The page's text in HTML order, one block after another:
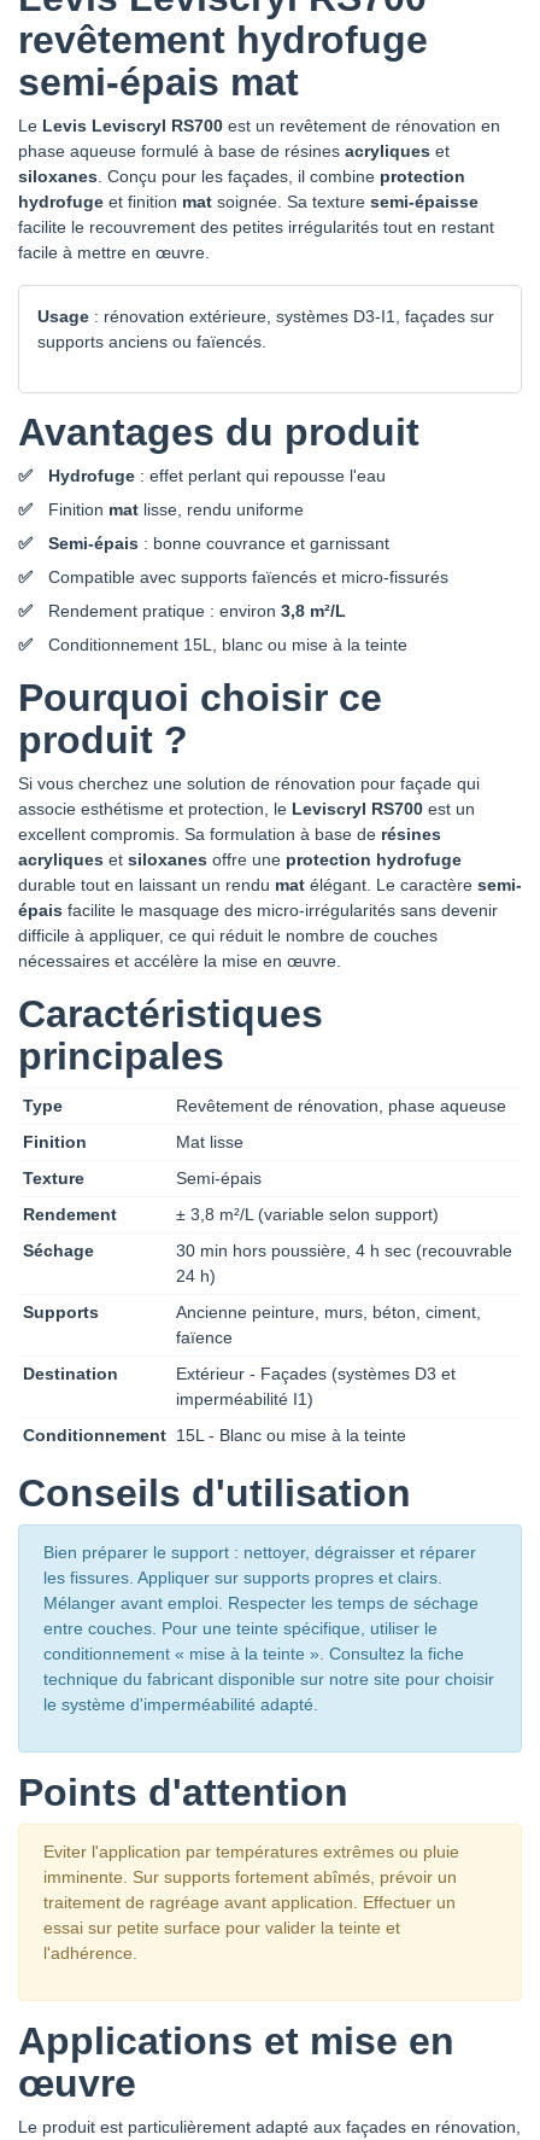
CHROMATIC
CH2 0062 BEIGE
DOGON
CHROMATIC
CH2 0063 BEIGE
BAYAKA
CHROMATIC
CH2 0064 BEIGE
SILT
CHROMATIC
CH2 0065 BEIGE
CHROMATIC
CH2 0066
BLANC JOUGNE
CHROMATIC
CH2 0067
BLANC LA
CHROMATIC
CH2 0068 BEIGE
DRAA
CHROMATIC
CH2 0069
BLANC SAINT
GERVAIS
CH2 0070 BEIGE
MANDINGUE
BLANC AULI
BLANC
CH2 0073 BEIGE
MICA
CHROMATIC
MARANTA
CHROMATIC
APPOLO
CHROMATIC
JAUNE
FRAGONARD
CHROMATIC
CHROMATIC
CH2 0078
JAUNE SEURAT
CHROMATIC
CH2 0079
CHROMATIC
JAUNE UTRILLO
CH2 0082 BEIGE
CH2 0083
CH2 0084
VENTRON
CHROMATIC
CH2 0086
CHROMATIC
CH2 0087
ALBERTVILLE
CH2 0088
ARGENTIERE
CH2 0089
BLANC
GOURETTE
CHROMATIC
CH2 0090
BLANC COCHES
CH2 0091
BLANC
SAMOENS
CHROMATIC
CH2 0092
BLANC
MORZINE
CHROMATIC
CH2 0093
BLANC VARS
CH2 0094
BLANC SAINT
VERAN
CHROMATIC
CH2 0095
BLANC
PRALOUP
CH2 0096
CHROMATIC
CH2 0098
CHROMATIC
CH2 0099
MORILLON
CHROMATIC
CHROMATIC
CH2 0102
CH2 0103 BEIGE
LUNAIRE
CH2 0104
CH2 0105
CH2 0106
CH2 0107
BLANC
CH2 0108
BLANC
CH2 0109 BEIGE
CHROMATIC
CH2 0110 BEIGE
BONGO
CHROMATIC
CH2 0111
BLANC
CERVINIA
CHROMATIC
CH2 0112 BEIGE
CERUSITE
BLANC CHATEL
CHROMATIC
CH2 0114 BEIGE
CHROMATIC
CH2 0115 BEIGE
CHROMATIC
CH2 0116
BLANC FLAINE
CHROMATIC
CH2 0117
CONTAMINE
CHROMATIC
THORENS
CHROMATIC
PRALOGNAN
CHROMATIC
CH2 0122
BLANC MEGEVE
CH2 0123 BEIGE
MARKA
CH2 0124 BEIGE
POIX
CH2 0125
IVOIRE MACAO
CHROMATIC
AGATE
JAUNE
VERONESE
BLANC
ANAPURNA
BLANC
CHROMATIC
IVOIRE KARACHI
JAUNE PIETRO
OBSIDIENNE
JAUNE ROSLIN
revêtement hydrofuge
semi-épais mat
Le Levis Leviscryl RS700 est un revêtement de rénovation en
phase aqueuse formulé à base de résines acryliques et
siloxanes . Conçu pour les façades, il combine protection
hydrofuge et finition mat soignée. Sa texture semi-épaisse
facilite le recouvrement des petites irrégularités tout en restant
facile à mettre en œuvre.
Usage : rénovation extérieure, systèmes D3-I1, façades sur
supports anciens ou faïencés.
Avantages du produit
Hydrofuge : effet perlant qui repousse l'eau
Finition mat lisse, rendu uniforme
Semi-épais : bonne couvrance et garnissant
Compatible avec supports faïencés et micro-fissurés
Rendement pratique : environ 3,8 m²/L
Conditionnement 15L, blanc ou mise à la teinte
Pourquoi choisir ce
produit ?
Si vous cherchez une solution de rénovation pour façade qui
associe esthétisme et protection, le Leviscryl RS700 est un
excellent compromis. Sa formulation à base de résines
acryliques et siloxanes offre une protection hydrofuge
durable tout en laissant un rendu mat élégant. Le caractère semi-
épais facilite le masquage des micro-irrégularités sans devenir
difficile à appliquer, ce qui réduit le nombre de couches
nécessaires et accélère la mise en œuvre.
Caractéristiques
principales
Type
Revêtement de rénovation, phase aqueuse
Finition
Mat lisse
Texture
Semi-épais
Rendement
± 3,8 m²/L (variable selon support)
Séchage
30 min hors poussière, 4 h sec (recouvrable
24 h)
Supports
Ancienne peinture, murs, béton, ciment,
faïence
Destination
Extérieur - Façades (systèmes D3 et
imperméabilité I1)
Conditionnement 15L - Blanc ou mise à la teinte
Conseils d'utilisation
Bien préparer le support : nettoyer, dégraisser et réparer
les fissures. Appliquer sur supports propres et clairs.
Mélanger avant emploi. Respecter les temps de séchage
entre couches. Pour une teinte spécifique, utiliser le
conditionnement « mise à la teinte ». Consultez la fiche
technique du fabricant disponible sur notre site pour choisir
le système d'imperméabilité adapté.
Points d'attention
Eviter l'application par températures extrêmes ou pluie
imminente. Sur supports fortement abîmés, prévoir un
traitement de ragréage avant application. Effectuer un
essai sur petite surface pour valider la teinte et
l'adhérence.
Applications et mise en
œuvre
Le produit est particulièrement adapté aux façades en rénovation,